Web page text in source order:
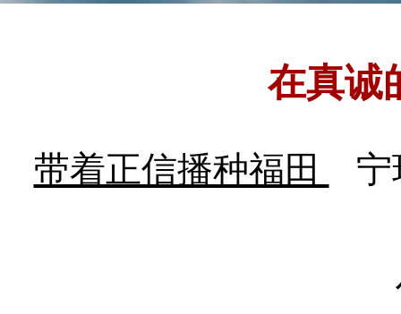
在真诚
带着正信播种福田 宁